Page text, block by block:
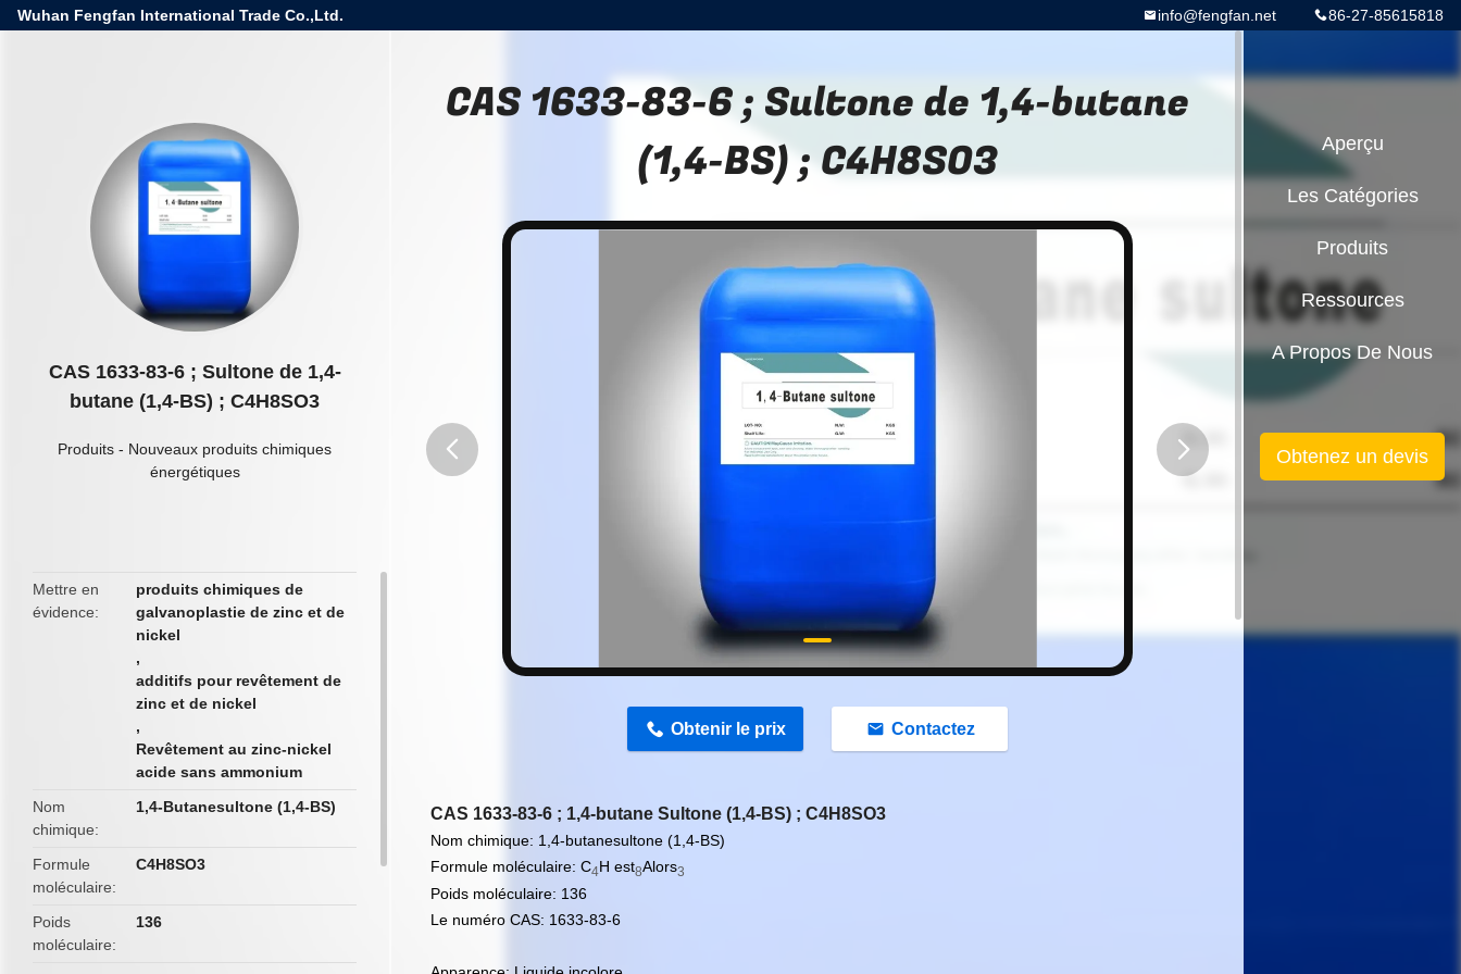
Wuhan Fengfan International Trade Co.,Ltd. 86-27-85615818
info@fengfan.net
CAS 1633-83-6 ; Sultone de 1,4-
butane (1,4-BS) ; C4H8SO3
Produits - Nouveaux produits chimiques
énergétiques
Mettre en
évidence
produits chimiques de
galvanoplastie de zinc et de
nickel
,
additifs pour revêtement de
zinc et de nickel
,
Revêtement au zinc-nickel
acide sans ammonium
Nom
chimique
1,4-Butanesultone (1,4-BS)
Formule
moléculaire
C4H8SO3
Poids
moléculaire
136
CAS 1633-83-6 ; Sultone de 1,4-butane
(1,4-BS) ; C4H8SO3
Obtenir le prix Contactez
CAS 1633-83-6 ; 1,4-butane Sultone (1,4-BS) ; C4H8SO3
Nom chimique: 1,4-butanesultone (1,4-BS)
Formule moléculaire: C4H est8Alors3
Poids moléculaire: 136
Le numéro CAS: 1633-83-6
Aperçu
Les Catégories
Produits
Ressources
A Propos De Nous
Obtenez un devis